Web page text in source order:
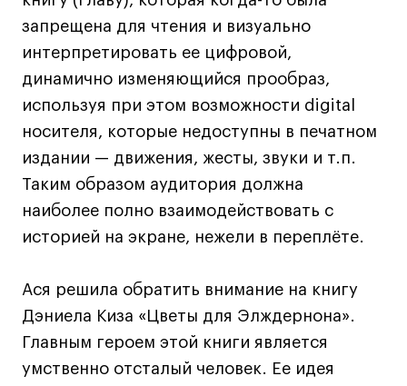
Интенсивы
Среднесрочные
Долгосрочные
Все программы
О школе
Новости
События
Преподаватели
Лицензии и аккредитации
Для прессы
Ресурсы
запрещена для чтения и визуально
интерпретировать ее цифровой,
динамично изменяющийся прообраз,
используя при этом возможности digital
носителя, которые недоступны в печатном
издании — движения, жесты, звуки и т.п.
Таким образом аудитория должна
наиболее полно взаимодействовать с
историей на экране, нежели в переплёте.
Ася решила обратить внимание на книгу
Дэниела Киза «Цветы для Элждернона».
Главным героем этой книги является
умственно отсталый человек. Ее идея